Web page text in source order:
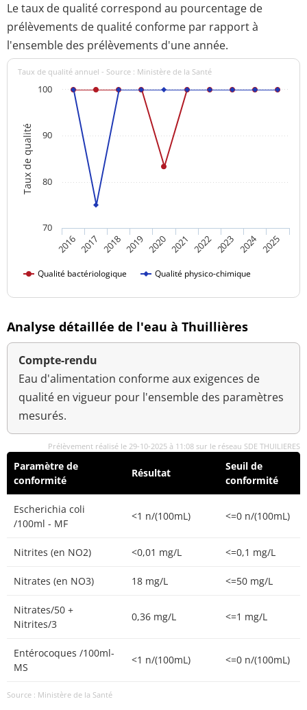
Le taux de qualité correspond au pourcentage de
prélèvements de qualité conforme par rapport à
l'ensemble des prélèvements d'une année.
Taux de qualité
Taux de qualité annuel - Source : Ministère de la Santé
Qualité bactériologique Qualité physico-chimique
2016 2017 2018 2019 2020 2021 2022 2023 2024 2025
70
80
90
100
Analyse détaillée de l'eau à Thuillières
Compte-rendu
Eau d'alimentation conforme aux exigences de
qualité en vigueur pour l'ensemble des paramètres
mesurés.
Prélèvement réalisé le 29-10-2025 à 11:08 sur le réseau SDE THUILIERES
Paramètre de
conformité
Résultat
Seuil de
conformité
Escherichia coli
/100ml - MF
<1 n/(100mL) <=0 n/(100mL)
Nitrites (en NO2) <0,01 mg/L <=0,1 mg/L
Nitrates (en NO3) 18 mg/L <=50 mg/L
Nitrates/50 +
Nitrites/3
0,36 mg/L <=1 mg/L
Entérocoques /100ml-
MS
<1 n/(100mL) <=0 n/(100mL)
Source : Ministère de la Santé